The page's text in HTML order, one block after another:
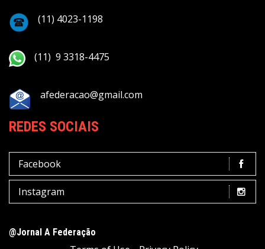
(11) 4023-1198
(11) 9 3318-4475
afederacao@gmail.com
REDES SOCIAIS
Facebook
Instagram
@Jornal A Federação